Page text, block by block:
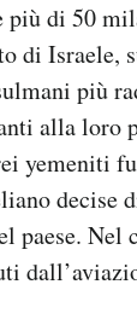
di 50
di Israele,
più
alla loro
yemeniti
decise
paese. Nel